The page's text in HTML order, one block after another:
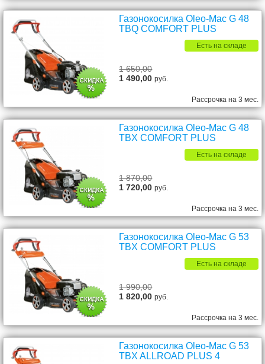
Газонокосилка Oleo-Mac G 48
TBQ COMFORT PLUS
Есть на складе
1 650,00
1 490,00руб.
Рассрочка на 3 мес.
Газонокосилка Oleo-Mac G 48
TBX COMFORT PLUS
Есть на складе
1 870,00
1 720,00руб.
Рассрочка на 3 мес.
Газонокосилка Oleo-Mac G 53
TBX COMFORT PLUS
Есть на складе
1 990,00
1 820,00руб.
Рассрочка на 3 мес.
Газонокосилка Oleo-Mac G 53
TBX ALLROAD PLUS 4